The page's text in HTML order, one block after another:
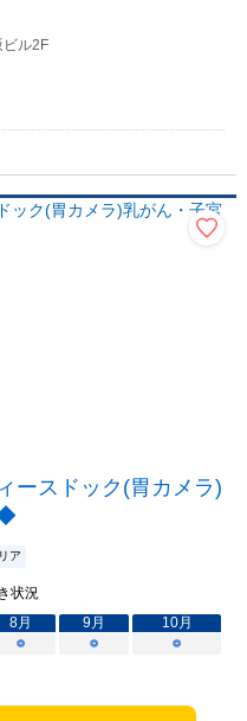
ル2F
スドック(胃カメラ)
◆
ア
状況
8月 9月 10月
○
○ ○